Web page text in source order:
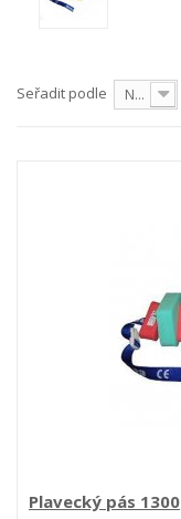
Seřadit podle Nejprve produkty skladem
Plavecký pás 1300